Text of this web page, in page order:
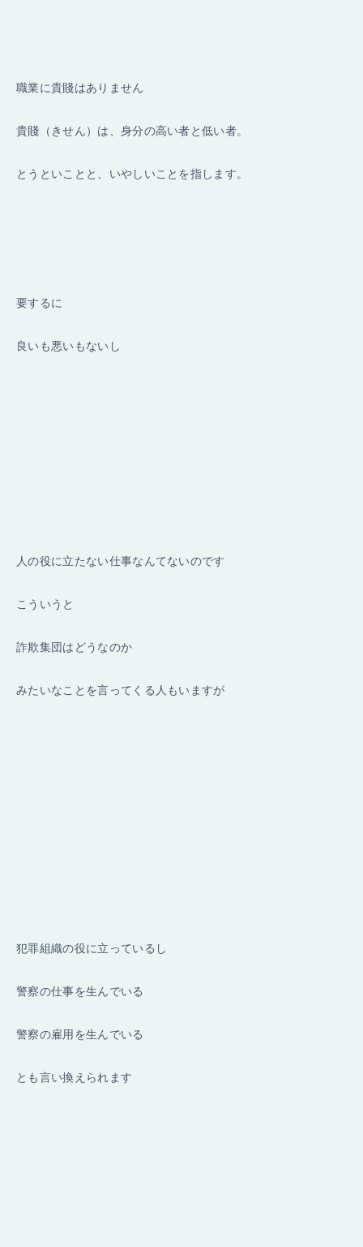
職業に貴賤はありません
貴賤（きせん）は、身分の高い者と低い者。
とうといことと、いやしいことを指します。
要するに
良いも悪いもないし
人の役に立たない仕事なんてないのです
こういうと
詐欺集団はどうなのか
みたいなことを言ってくる人もいますが
犯罪組織の役に立っているし
警察の仕事を生んでいる
警察の雇用を生んでいる
とも言い換えられます